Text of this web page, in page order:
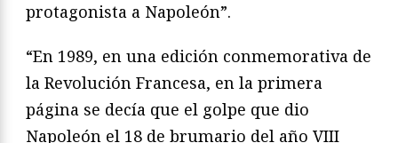
protagonista a Napoleón”.
“En 1989, en una edición conmemorativa de
la Revolución Francesa, en la primera
página se decía que el golpe que dio
Napoleón el 18 de brumario del año VIII